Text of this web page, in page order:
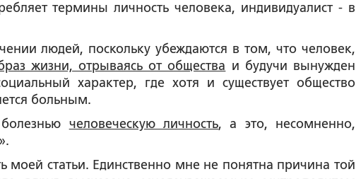
термины личность человека, индивидуалист - в
людей, поскольку убеждаются в том, что человек,
жизни, отрываясь от общества и будучи вынужден
характер, где хотя и существует общество
больным.
человеческую личность, а это, несомненно,
статьи. Единственно мне не понятна причина той